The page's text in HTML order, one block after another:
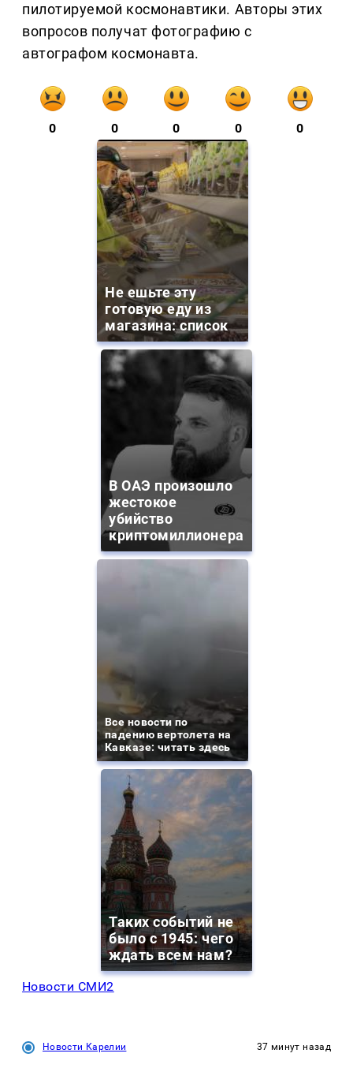
пилотируемой космонавтики. Авторы этих
вопросов получат фотографию с
автографом космонавта.
0 0 0 0 0
Не ешьте эту
готовую еду из
магазина: список
В ОАЭ произошло
жестокое
убийство
криптомиллионера
Все новости по
падению вертолета на
Кавказе: читать здесь
Таких событий не
было с 1945: чего
ждать всем нам?
Новости СМИ2
Новости Карелии 37 минут назад